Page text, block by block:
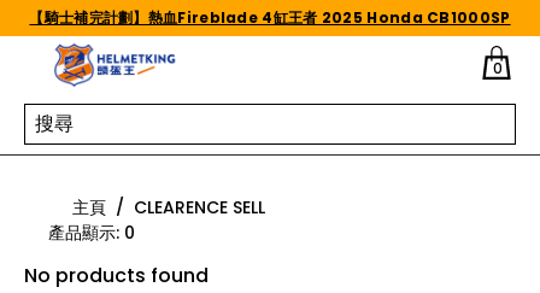
Skip to content
【騎士補完計劃】熱血Fireblade 4缸王者 2025 Honda CB1000SP
0
clearence sell
主頁 / CLEARENCE SELL
產品顯示: 0
No products found